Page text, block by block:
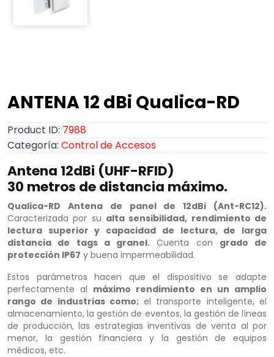
ANTENA 12 dBi Qualica-RD
Product ID: 7988
Categoría: Control de Accesos
Antena 12dBi (UHF-RFID)
30 metros de distancia máximo.
Qualica-RD Antena de panel de 12dBi (Ant-RC12).
Caracterizada por su alta sensibilidad, rendimiento de
lectura superior y capacidad de lectura, de larga
distancia de tags a granel. Cuenta con grado de
protección IP67 y buena impermeabilidad.
Estos parámetros hacen que el dispositivo se adapte
perfectamente al máximo rendimiento en un amplio
rango de industrias como;el transporte inteligente, el
almacenamiento, la gestión de eventos, la gestión de líneas
de producción, las estrategias inventivas de venta al por
menor, la gestión financiera y la gestión de equipos
médicos, etc.